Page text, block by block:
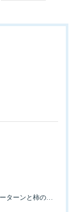
ツイてるしあわせ・ハッピーターンと柿の種とそふとわかめふりかけとタコふりかけ・ハッピーコラボレーション